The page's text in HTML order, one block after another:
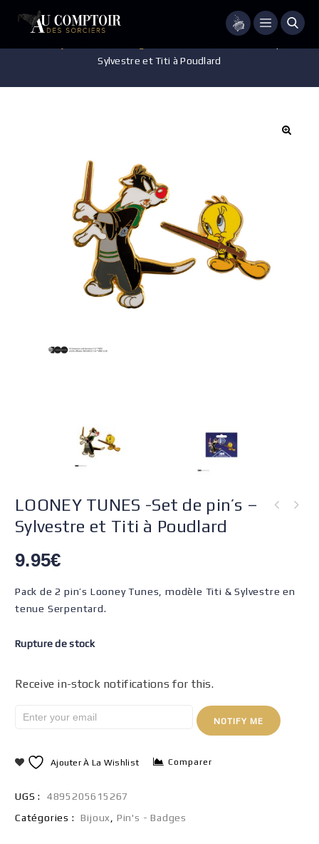
Menu
Sylvestre et Titi à Poudlard
LOONEY TUNES -Set de pin’s –
Sylvestre et Titi à Poudlard
9.95€
Pack de 2 pin’s Looney Tunes, modèle Titi & Sylvestre en
tenue Serpentard.
Rupture de stock
Receive in-stock notifications for this.
NOTIFY ME
Ajouter À La Wishlist Comparer
UGS :
4895205615267
Catégories :
Bijoux Pin's - Badges